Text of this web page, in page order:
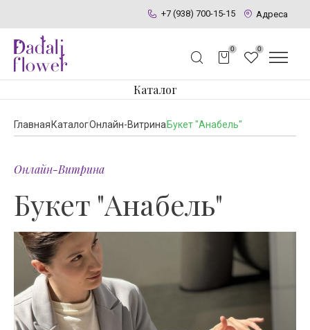
+7 (938) 700-15-15 Адреса
0 0
Каталог
Главная КаталогОнлайн-Витрина Букет "Анабель"
Онлайн-Витрина
Букет "Анабель"